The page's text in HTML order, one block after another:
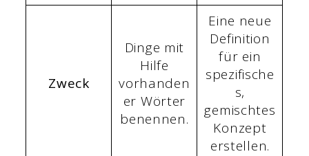
Zweck
Dinge mit
Hilfe
vorhanden
er Wörter
benennen.
Eine neue
Definition
für ein
spezifische
s,
gemischtes
Konzept
erstellen.